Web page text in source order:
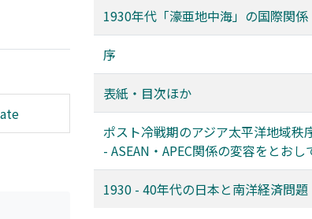
1930年代「濠亜地中海」の国際関係
序
表紙・目次ほか
ポスト冷戦期のアジア太平洋地域秩
- ASEAN・APEC関係の変容をとおし
1930 - 40年代の日本と南洋経済問題